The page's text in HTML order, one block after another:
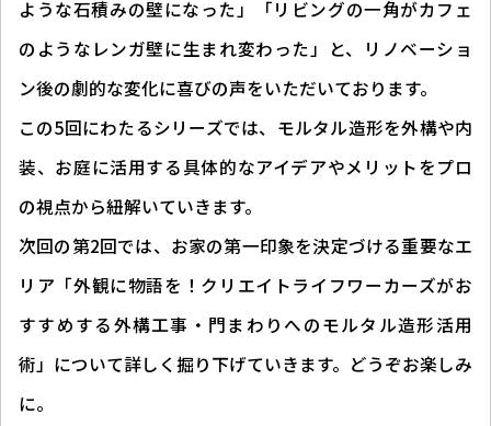
ような石積みの壁になった」「リビングの一角がカフェ
のようなレンガ壁に生まれ変わった」と、リノベーショ
ン後の劇的な変化に喜びの声をいただいております。
この5回にわたるシリーズでは、モルタル造形を外構や内
装、お庭に活用する具体的なアイデアやメリットをプロ
の視点から紐解いていきます。
次回の第2回では、お家の第一印象を決定づける重要なエ
リア「外観に物語を！クリエイトライフワーカーズがお
すすめする外構工事・門まわりへのモルタル造形活用
術」について詳しく掘り下げていきます。どうぞお楽しみ
に。